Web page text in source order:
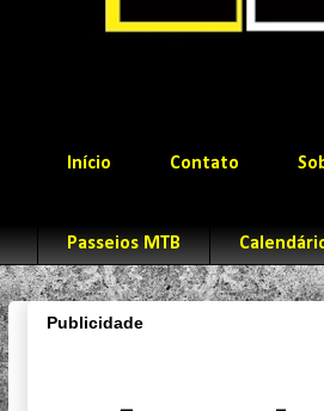
Início Contato
Passeios MTB
Publicidade